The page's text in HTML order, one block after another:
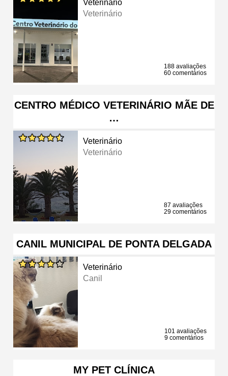
Veterinário
Veterinário
188 avaliações
60 comentários
CENTRO MÉDICO VETERINÁRIO MÃE DE
…
Veterinário
Veterinário
87 avaliações
29 comentários
CANIL MUNICIPAL DE PONTA DELGADA
Veterinário
Canil
101 avaliações
9 comentários
MY PET CLÍNICA